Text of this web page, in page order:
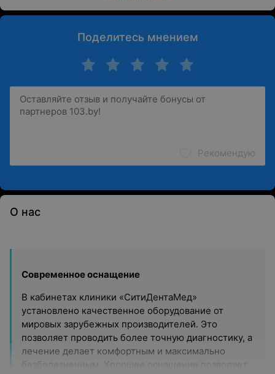
Поделитесь мнением
Рекомендую
О нас
Современное оснащение
В кабинетах клиники «СитиДентаМед»
установлено качественное оборудование от
мировых зарубежных производителей. Это
позволяет проводить более точную диагностику, а
лечение делает комфортным и максимально
безболезненным. Хорошее оснащение позволяет